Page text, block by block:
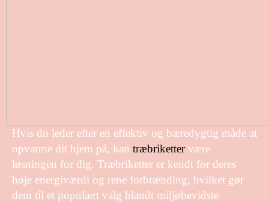
Hvis du leder efter en effektiv og bæredygtig måde at
opvarme dit hjem på, kan træbrikettervære
løsningen for dig. Træbriketter er kendt for deres
høje energiværdi og rene forbrænding, hvilket gør
dem til et populært valg blandt miljøbevidste